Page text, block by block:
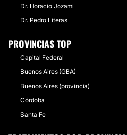
Dr. Horacio Jozami
Dr. Pedro Literas
PROVINCIAS TOP
Capital Federal
Buenos Aires (GBA)
Buenos Aires (provincia)
Córdoba
Santa Fe